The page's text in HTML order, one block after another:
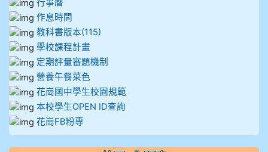
行事曆
作息時間
教科書版本(115)
學校課程計畫
定期評量審題機制
營養午餐菜色
花崗國中學生校園規範
本校學生OPEN ID查詢
花崗FB粉專